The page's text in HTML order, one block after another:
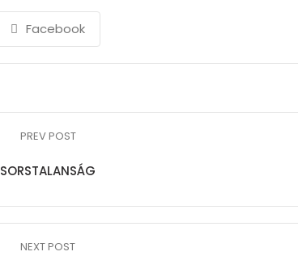
Facebook
PREV POST
SORSTALANSÁG
NEXT POST